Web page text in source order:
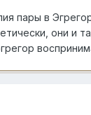
пары в
они и